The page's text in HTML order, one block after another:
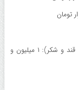
سایر اقلام اساسی (نان، برنج، ماکارونی، حبوبات، قند و شکر): ۱ میلیون و